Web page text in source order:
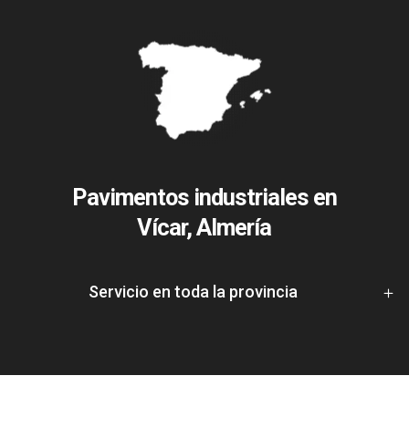
Pavimentos industriales en
Vícar, Almería
Servicio en toda la provincia